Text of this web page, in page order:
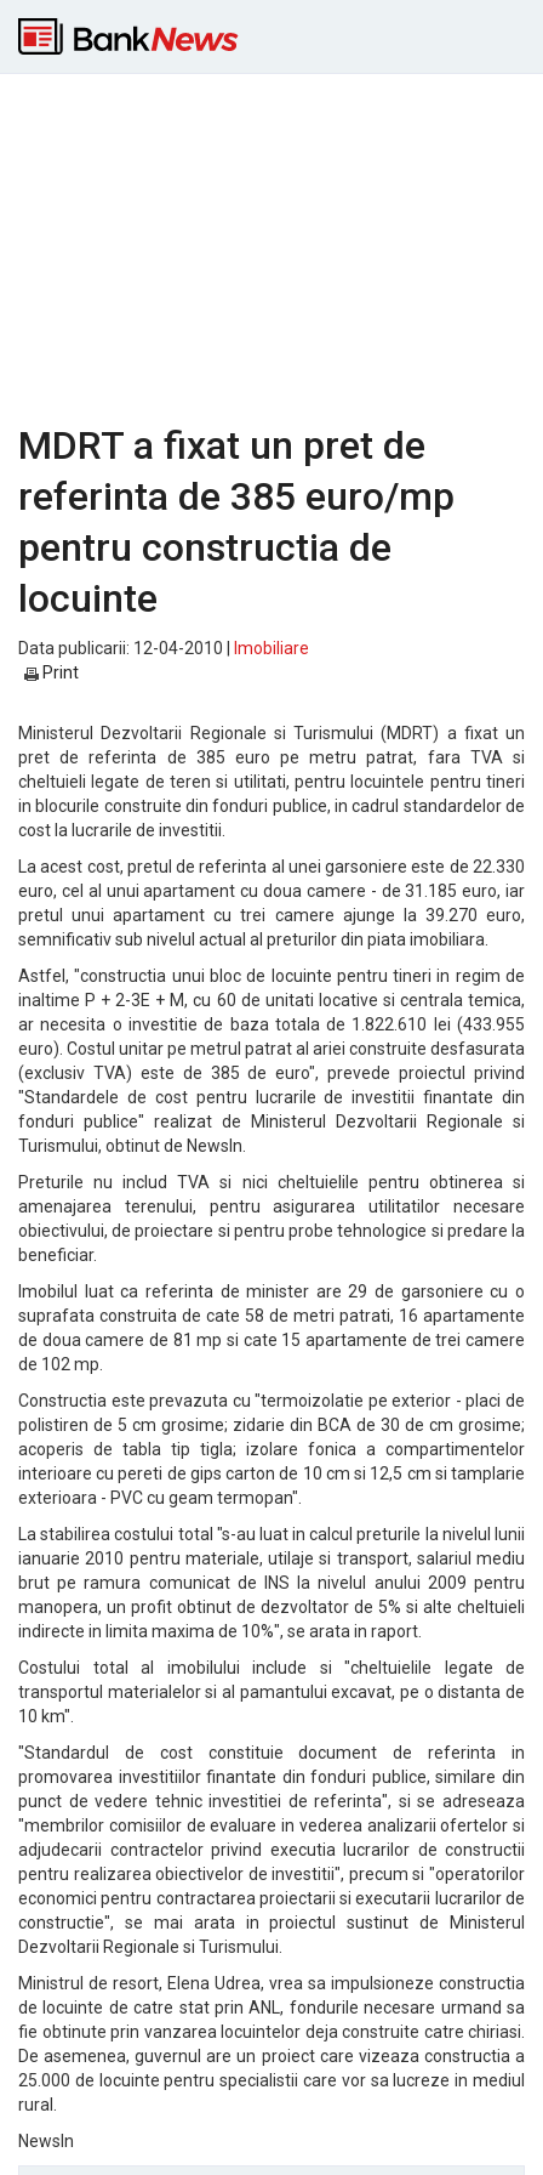
MDRT a fixat un pret de
referinta de 385 euro/mp
pentru constructia de
locuinte
Data publicarii: 12-04-2010 |
Imobiliare
Print
Ministerul Dezvoltarii Regionale si Turismului (MDRT) a fixat un
pret de referinta de 385 euro pe metru patrat, fara TVA si
cheltuieli legate de teren si utilitati, pentru locuintele pentru tineri
in blocurile construite din fonduri publice, in cadrul standardelor de
cost la lucrarile de investitii.
La acest cost, pretul de referinta al unei garsoniere este de 22.330
euro, cel al unui apartament cu doua camere - de 31.185 euro, iar
pretul unui apartament cu trei camere ajunge la 39.270 euro,
semnificativ sub nivelul actual al preturilor din piata imobiliara.
Astfel, "constructia unui bloc de locuinte pentru tineri in regim de
inaltime P + 2-3E + M, cu 60 de unitati locative si centrala temica,
ar necesita o investitie de baza totala de 1.822.610 lei (433.955
euro). Costul unitar pe metrul patrat al ariei construite desfasurata
(exclusiv TVA) este de 385 de euro", prevede proiectul privind
"Standardele de cost pentru lucrarile de investitii finantate din
fonduri publice" realizat de Ministerul Dezvoltarii Regionale si
Turismului, obtinut de NewsIn.
Preturile nu includ TVA si nici cheltuielile pentru obtinerea si
amenajarea terenului, pentru asigurarea utilitatilor necesare
obiectivului, de proiectare si pentru probe tehnologice si predare la
beneficiar.
Imobilul luat ca referinta de minister are 29 de garsoniere cu o
suprafata construita de cate 58 de metri patrati, 16 apartamente
de doua camere de 81 mp si cate 15 apartamente de trei camere
de 102 mp.
Constructia este prevazuta cu "termoizolatie pe exterior - placi de
polistiren de 5 cm grosime; zidarie din BCA de 30 de cm grosime;
acoperis de tabla tip tigla; izolare fonica a compartimentelor
interioare cu pereti de gips carton de 10 cm si 12,5 cm si tamplarie
exterioara - PVC cu geam termopan".
La stabilirea costului total "s-au luat in calcul preturile la nivelul lunii
ianuarie 2010 pentru materiale, utilaje si transport, salariul mediu
brut pe ramura comunicat de INS la nivelul anului 2009 pentru
manopera, un profit obtinut de dezvoltator de 5% si alte cheltuieli
indirecte in limita maxima de 10%", se arata in raport.
Costului total al imobilului include si "cheltuielile legate de
transportul materialelor si al pamantului excavat, pe o distanta de
10 km".
"Standardul de cost constituie document de referinta in
promovarea investitiilor finantate din fonduri publice, similare din
punct de vedere tehnic investitiei de referinta", si se adreseaza
"membrilor comisiilor de evaluare in vederea analizarii ofertelor si
adjudecarii contractelor privind executia lucrarilor de constructii
pentru realizarea obiectivelor de investitii", precum si "operatorilor
economici pentru contractarea proiectarii si executarii lucrarilor de
constructie", se mai arata in proiectul sustinut de Ministerul
Dezvoltarii Regionale si Turismului.
Ministrul de resort, Elena Udrea, vrea sa impulsioneze constructia
de locuinte de catre stat prin ANL, fondurile necesare urmand sa
fie obtinute prin vanzarea locuintelor deja construite catre chiriasi.
De asemenea, guvernul are un proiect care vizeaza constructia a
25.000 de locuinte pentru specialistii care vor sa lucreze in mediul
rural.
NewsIn